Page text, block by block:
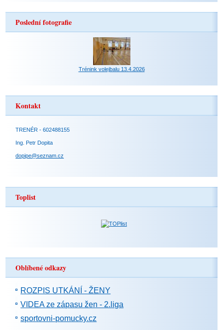
Poslední fotografie
Trénink volejbalu 13.4.2026
Kontakt
TRENÉR - 602488155
Ing. Petr Dopita
dopipe@seznam.cz
Toplist
Oblíbené odkazy
ROZPIS UTKÁNÍ - ŽENY
VIDEA ze zápasu žen - 2.liga
sportovni-pomucky.cz